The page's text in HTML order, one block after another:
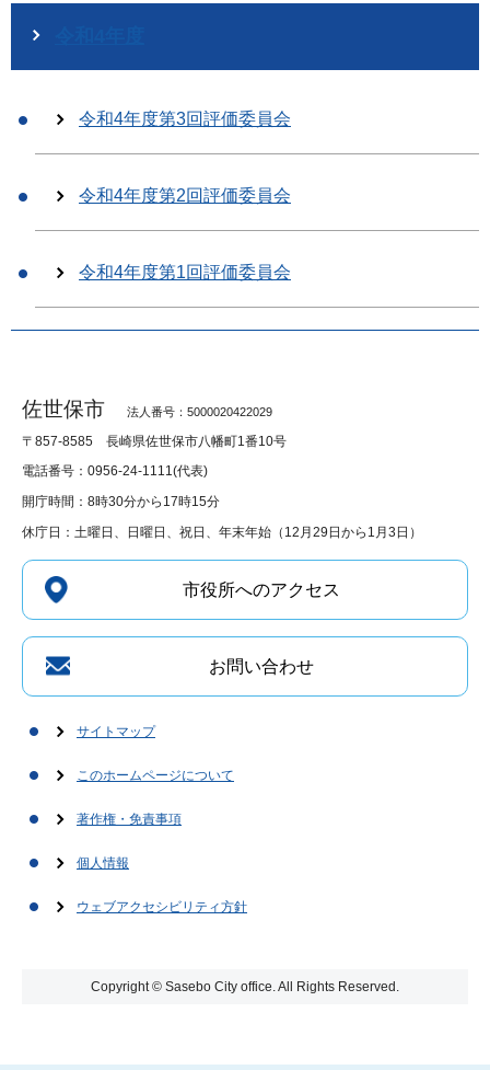
令和4年度第3回評価委員会
令和4年度第2回評価委員会
令和4年度第1回評価委員会
佐世保市 法人番号：5000020422029
〒857-8585 長崎県佐世保市八幡町1番10号
電話番号：0956-24-1111(代表)
開庁時間：8時30分から17時15分
休庁日：土曜日、日曜日、祝日、年末年始（12月29日から1月3日）
市役所へのアクセス
お問い合わせ
サイトマップ
このホームページについて
著作権・免責事項
個人情報
ウェブアクセシビリティ方針
Copyright © Sasebo City office. All Rights Reserved.